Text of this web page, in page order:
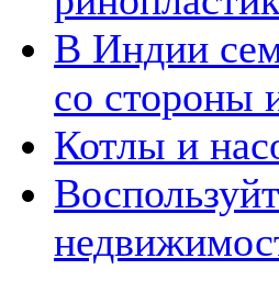
В Индии
со стороны
Котлы и